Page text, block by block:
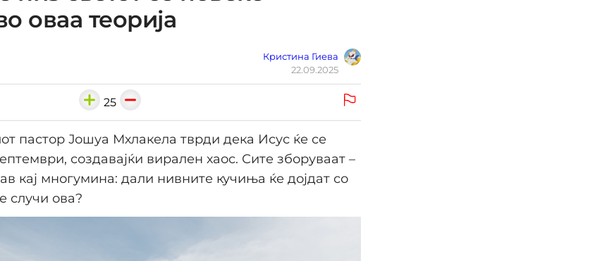
оваа теорија
Кристина Гиева
22.09.2025
25
пастор Јошуа Мхлакела тврди дека Исус ќе се
создавајќи вирален хаос. Сите зборуваат –
кај многумина: дали нивните кучиња ќе дојдат со
случи ова?